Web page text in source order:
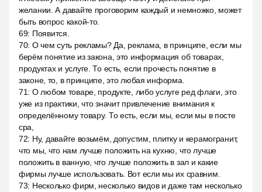
желании. А давайте проговорим каждый и немножко, может
быть вопрос какой-то.
69: Появится.
70: О чем суть рекламы? Да, реклама, в принципе, если мы
берём понятие из закона, это информация об товарах,
продуктах и услуге. То есть, если прочесть понятие в
законе, то, в принципе, это любая информа.
71: О любом товаре, продукте, либо услуге ред флаги, это
уже из практики, что значит привлечение внимания к
определённому товару. То есть, если мы, если мы в посте
сра,
72: Ну, давайте возьмём, допустим, плитку и керамогранит,
что мы, что нам лучше положить на кухню, что лучше
положить в ванную, что лучше положить в зал и какие
фирмы лучше использовать. Вот если мы их сравним.
73: Несколько фирм, несколько видов и даже там несколько